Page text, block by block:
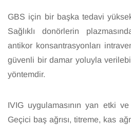
GBS için bir başka tedavi
Sağlıklı donörlerin
antikor konsantrasyonları
güvenli bir damar yoluyla
yöntemdir.
IVIG uygulamasının yan etki
Geçici baş ağrısı, titreme, kas